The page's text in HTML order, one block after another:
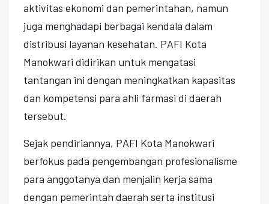
aktivitas ekonomi dan pemerintahan, namun
juga menghadapi berbagai kendala dalam
distribusi layanan kesehatan. PAFI Kota
Manokwari didirikan untuk mengatasi
tantangan ini dengan meningkatkan kapasitas
dan kompetensi para ahli farmasi di daerah
tersebut.
Sejak pendiriannya, PAFI Kota Manokwari
berfokus pada pengembangan profesionalisme
para anggotanya dan menjalin kerja sama
dengan pemerintah daerah serta institusi